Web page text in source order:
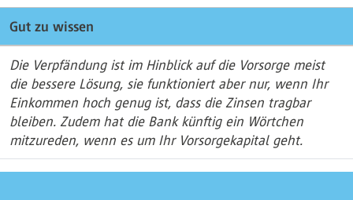
Gut zu wissen
Die Verpfändung ist im Hinblick auf die Vorsorge meist
die bessere Lösung, sie funktioniert aber nur, wenn Ihr
Einkommen hoch genug ist, dass die Zinsen tragbar
bleiben. Zudem hat die Bank künftig ein Wörtchen
mitzureden, wenn es um Ihr Vorsorgekapital geht.